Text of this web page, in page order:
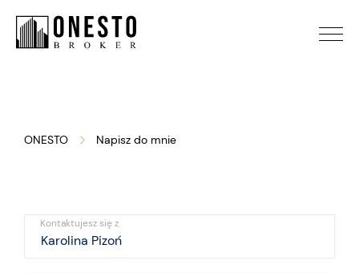
ONESTO Napisz do mnie
Kontaktujesz się z